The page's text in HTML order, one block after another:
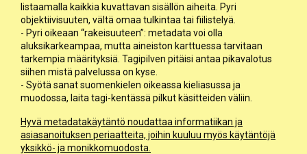
listaamalla kaikkia kuvattavan sisällön aiheita. Pyri
objektiivisuuten, vältä omaa tulkintaa tai fiilistelyä.
- Pyri oikeaan “rakeisuuteen”: metadata voi olla
aluksikarkeampaa, mutta aineiston karttuessa tarvitaan
tarkempia määrityksiä. Tagipilven pitäisi antaa pikavalotus
siihen mistä palvelussa on kyse.
- Syötä sanat suomenkielen oikeassa kieliasussa ja
muodossa, laita tagi-kentässä pilkut käsitteiden väliin.
Hyvä metadatakäytäntö noudattaa informatiikan ja
asiasanoituksen periaatteita, joihin kuuluu myös käytäntöjä
yksikkö- ja monikkomuodosta.